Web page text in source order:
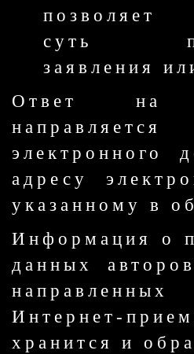
позволяет
суть
заявления
Ответ на
электронного
адресу
указанному в
Информация о
данных
Интернет-
хранится и